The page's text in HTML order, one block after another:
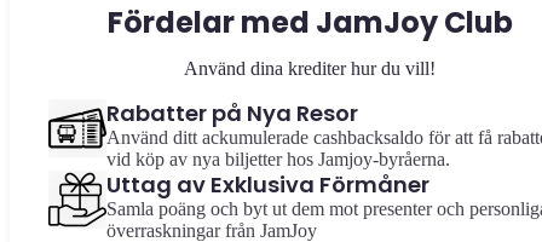
Fördelar med JamJoy Club
Använd dina krediter hur du vill!
Rabatter på Nya Resor
Använd ditt ackumulerade cashbacksaldo för att få
vid köp av nya biljetter hos Jamjoy-byråerna.
Uttag av Exklusiva Förmåner
Samla poäng och byt ut dem mot presenter och
överraskningar från JamJoy